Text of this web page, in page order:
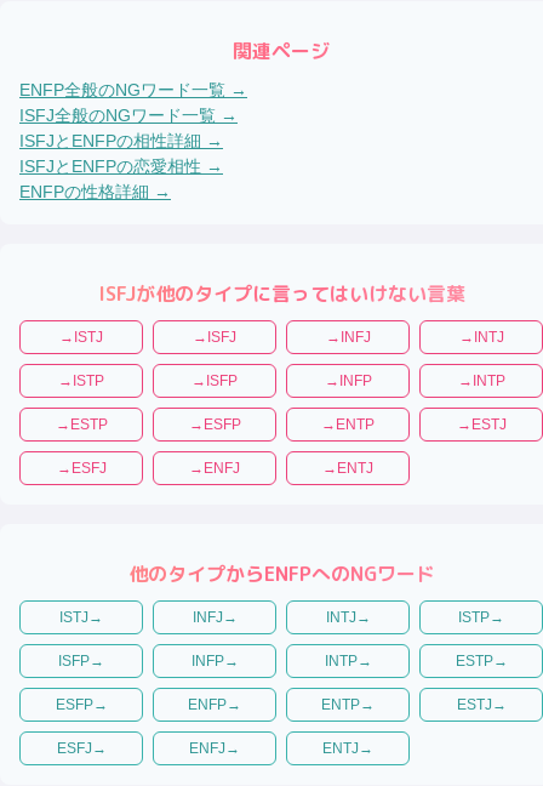
関連ページ
ENFP全般のNGワード一覧 →
ISFJ全般のNGワード一覧 →
ISFJと ENFPの相性詳細 →
ISFJと ENFPの恋愛相性 →
ENFPの性格詳細 →
ISFJが他のタイプに言ってはいけない言葉
→ ISTJ → ISFJ → INFJ → INTJ
→ ISTP → ISFP → INFP → INTP
→ ESTP → ESFP → ENTP → ESTJ
→ ESFJ → ENFJ → ENTJ
他のタイプからENFPへのNGワード
ISTJ → INFJ → INTJ → ISTP→
ISFP→ INFP→ INTP→ ESTP→
ESFP→ ENFP→ ENTP→ ESTJ →
ESFJ → ENFJ → ENTJ →